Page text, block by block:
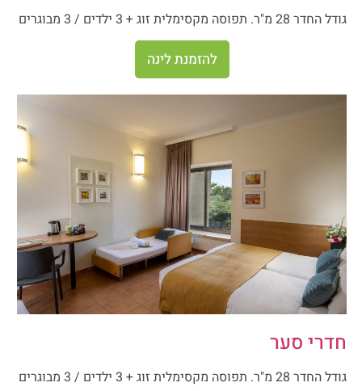
גודל החדר 28 מ"ר. תפוסה מקסימלית זוג + 3 ילדים / 3 מבוגרים
להזמנת לינה
חדרי סער
גודל החדר 28 מ"ר. תפוסה מקסימלית זוג + 3 ילדים / 3 מבוגרים